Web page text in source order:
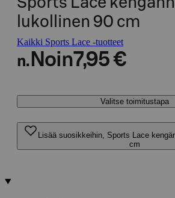
lukollinen 90 cm
Kaikki Sports Lace -tuotteet
n. Noin7,95 €
Valitse toimitustapa
Lisää suosikkeihin, Sports Lace
cm